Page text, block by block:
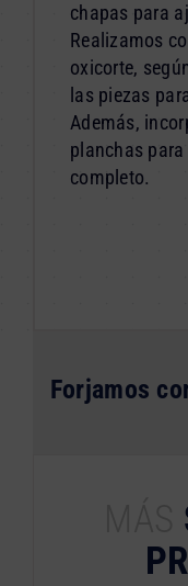
chapas para
Realizamos
oxicorte,
las piezas
Además,
planchas
completo.
Forjamos